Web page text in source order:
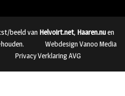
beeld van Helvoirt.net, Haaren.nuen
Webdesign Vanoo Media
Privacy Verklaring AVG